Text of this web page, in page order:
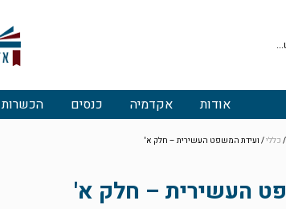
אודות אקדמיה כנסים הכשרות
/ כללי/ ועידת המשפט העשירית – חלק א'
העשירית – חלק א'